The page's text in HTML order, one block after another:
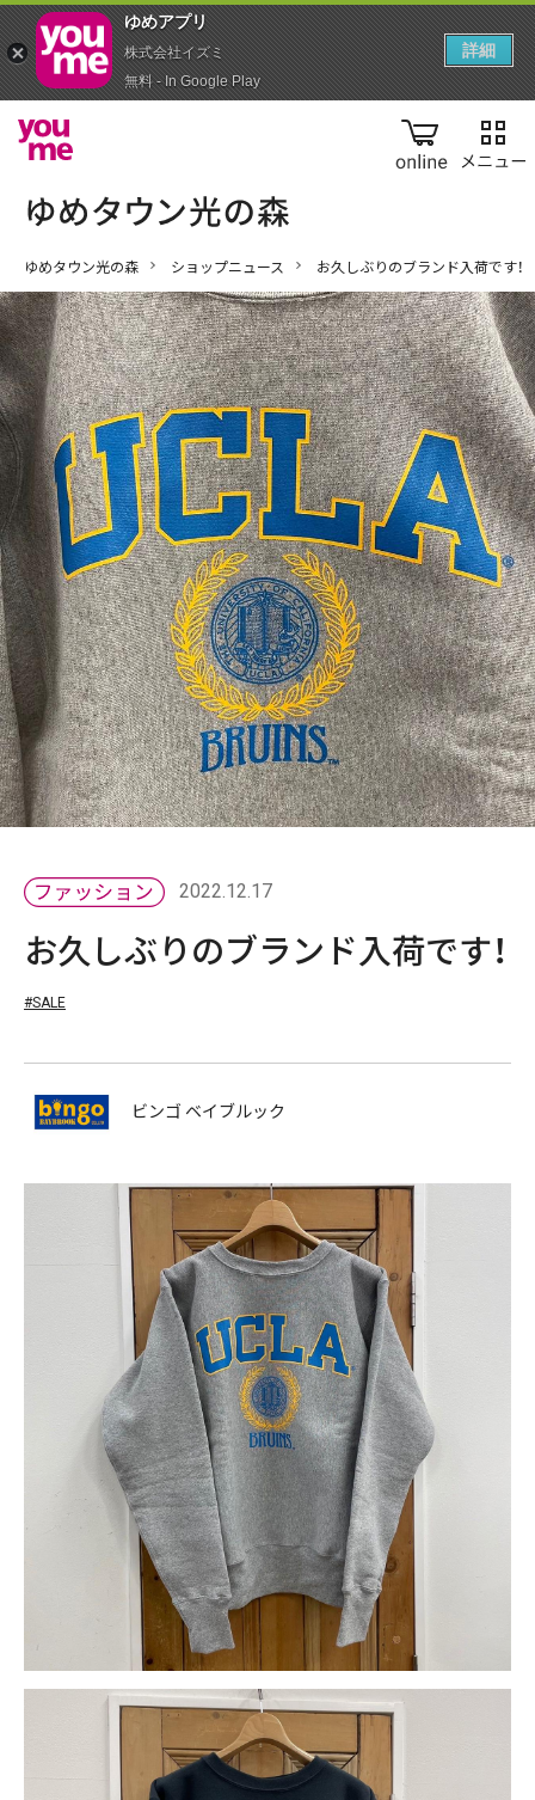
online
ゆめタウン光の森 ショップニュース お久しぶりのブランド入荷です！
2022.12.17
お久しぶりのブランド入荷です！
#SALE
ビンゴ ベイブルック
ゆめアプ‪リ‬
株式会社イズミ
無料 - In Google Play
詳細